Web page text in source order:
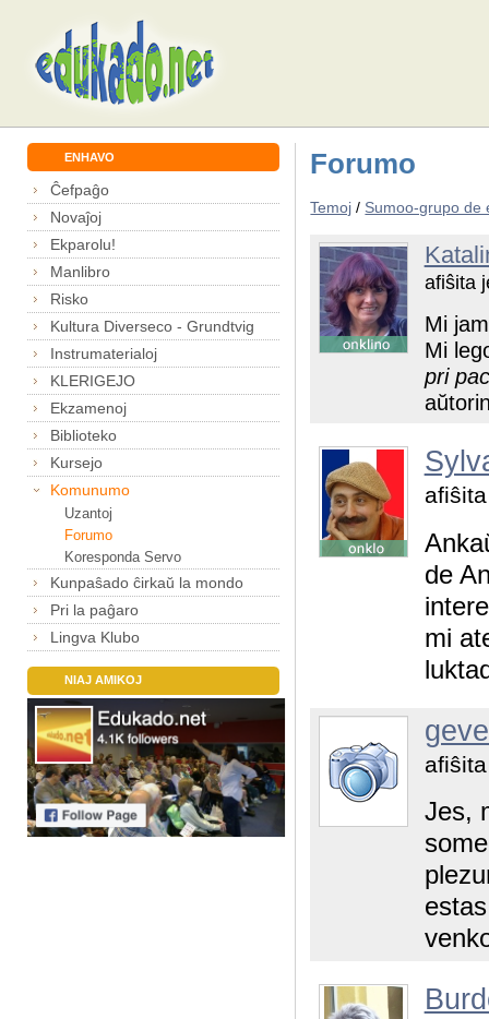
ENHAVO
Ĉefpaĝo
Novaĵoj
Ekparolu!
Manlibro
Risko
Kultura Diverseco - Grundtvig
Instrumaterialoj
KLERIGEJO
Ekzamenoj
Biblioteko
Kursejo
Komunumo
Uzantoj
Forumo
Koresponda Servo
Kunpaŝado ĉirkaŭ la mondo
Pri la paĝaro
Lingva Klubo
NIAJ AMIKOJ
Forumo
Temoj / Sumoo-grupo de
afiŝita
Mi
Mi
pri
de
mi
Jes,